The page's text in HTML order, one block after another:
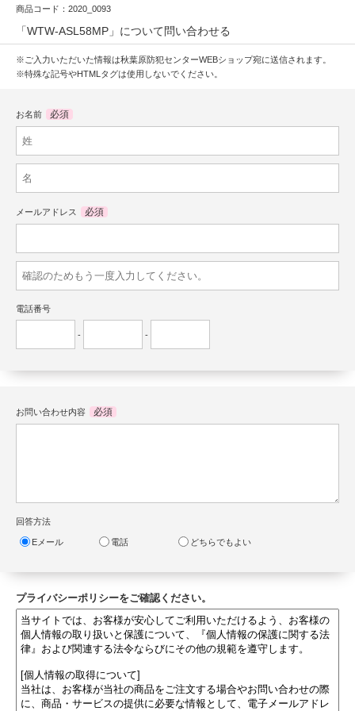
商品コード：2020_0093
「WTW-ASL58MP」について問い合わせる
※ご入力いただいた情報は秋葉原防犯センターWEBショップ宛に送信されます。
※特殊な記号やHTMLタグは使用しないでください。
お名前 必須
メールアドレス 必須
電話番号
- -
お問い合わせ内容 必須
回答方法
Eメール 電話 どちらでもよい
プライバシーポリシーをご確認ください。